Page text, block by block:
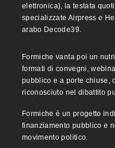
elettronica), la testata
specializzate Airpress e
arabo Decode39.
Formiche vanta poi un
formati di convegni,
pubblico e a porte chiuse,
riconosciuto nel dibattito
Formiche è un progetto
finanziamento pubblico e
movimento politico.